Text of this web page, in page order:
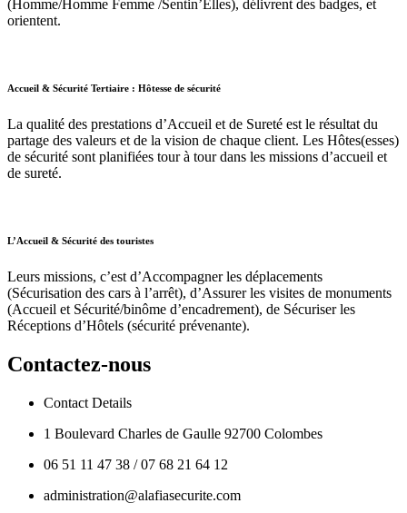
(Homme/Homme Femme /Sentin’Elles), délivrent des badges, et
orientent.
Accueil & Sécurité Tertiaire : Hôtesse de sécurité
La qualité des prestations d’Accueil et de Sureté est le résultat du
partage des valeurs et de la vision de chaque client. Les Hôtes(esses)
de sécurité sont planifiées tour à tour dans les missions d’accueil et
de sureté.
L’Accueil & Sécurité des touristes
Leurs missions, c’est d’Accompagner les déplacements
(Sécurisation des cars à l’arrêt), d’Assurer les visites de monuments
(Accueil et Sécurité/binôme d’encadrement), de Sécuriser les
Réceptions d’Hôtels (sécurité prévenante).
Contactez-nous
Contact Details
1 Boulevard Charles de Gaulle 92700 Colombes
06 51 11 47 38 / 07 68 21 64 12
administration@alafiasecurite.com